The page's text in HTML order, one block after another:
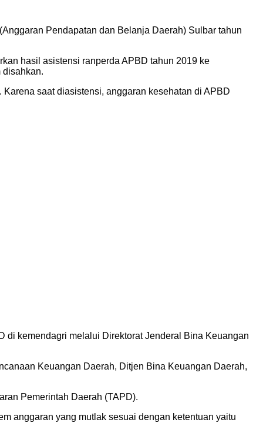
Pendapatan dan Belanja Daerah) Sulbar tahun
hasil asistensi ranperda APBD tahun 2019 ke
disahkan.
saat diasistensi, anggaran kesehatan di APBD
di kemendagri melalui Direktorat Jenderal Bina Keuangan
Keuangan Daerah, Ditjen Bina Keuangan Daerah,
Pemerintah Daerah (TAPD).
anggaran yang mutlak sesuai dengan ketentuan yaitu